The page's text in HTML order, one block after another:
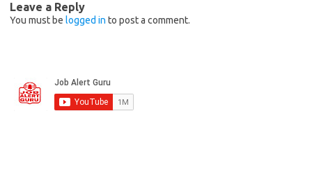
Leave a Reply
You must be logged in to post a comment.